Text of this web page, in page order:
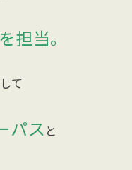
担当。
て
パス と